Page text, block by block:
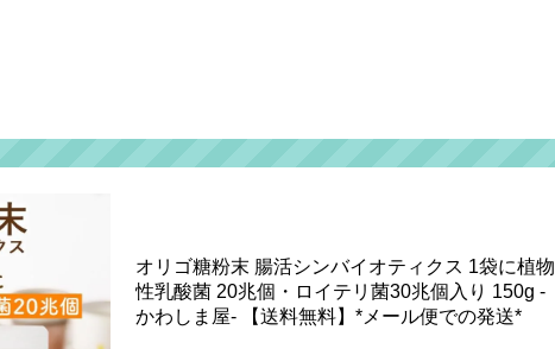
オリゴ糖粉末 腸活シンバイオティクス 1袋に植物
性乳酸菌 20兆個・ロイテリ菌30兆個入り 150g -
かわしま屋- 【送料無料】*メール便での発送*